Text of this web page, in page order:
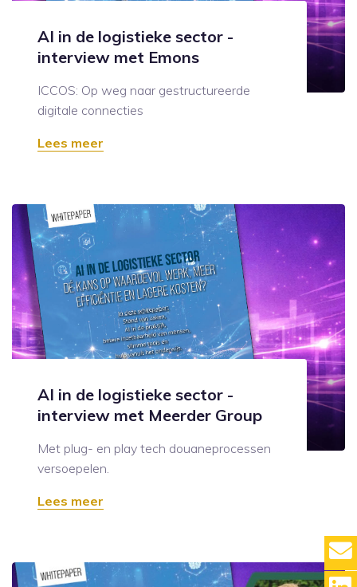
AI in de logistieke sector -
interview met Emons
ICCOS: Op weg naar gestructureerde
digitale connecties
Lees meer
AI in de logistieke sector -
interview met Meerder Group
Met plug- en play tech douaneprocessen
versoepelen.
Lees meer